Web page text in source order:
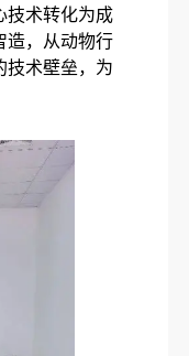
技术转化为成
造，从动物行
技术壁垒，为